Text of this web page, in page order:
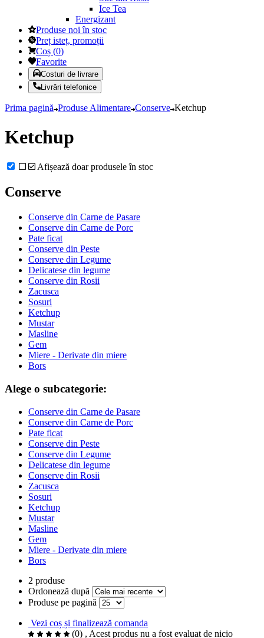
Ice Tea
Energizant
Produse noi în stoc
Preț isteț, promoții
Coș (0)
Favorite
Costuri de livrare
Livrări telefonice
Prima pagină Produse Alimentare Conserve Ketchup
Ketchup
Afișează doar produsele în stoc
Conserve
Conserve din Carne de Pasare
Conserve din Carne de Porc
Pate ficat
Conserve din Peste
Conserve din Legume
Delicatese din legume
Conserve din Rosii
Zacusca
Sosuri
Ketchup
Mustar
Masline
Gem
Miere - Derivate din miere
Bors
Alege o subcategorie:
Conserve din Carne de Pasare
Conserve din Carne de Porc
Pate ficat
Conserve din Peste
Conserve din Legume
Delicatese din legume
Conserve din Rosii
Zacusca
Sosuri
Ketchup
Mustar
Masline
Gem
Miere - Derivate din miere
Bors
2 produse
Ordonează după
Produse pe pagină
Vezi coș și finalizează comanda
(0) , Acest produs nu a fost evaluat de nicio